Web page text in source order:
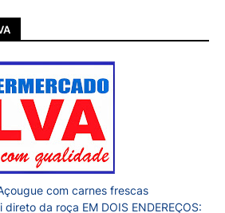
com carnes frescas
da roça EM DOIS ENDEREÇOS: